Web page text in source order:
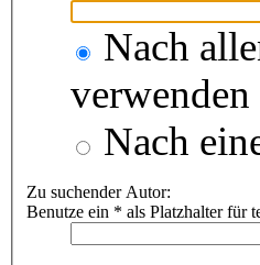
Nach
verwenden
Nach
Zu suchender Autor:
Benutze ein * als Platzhalter für